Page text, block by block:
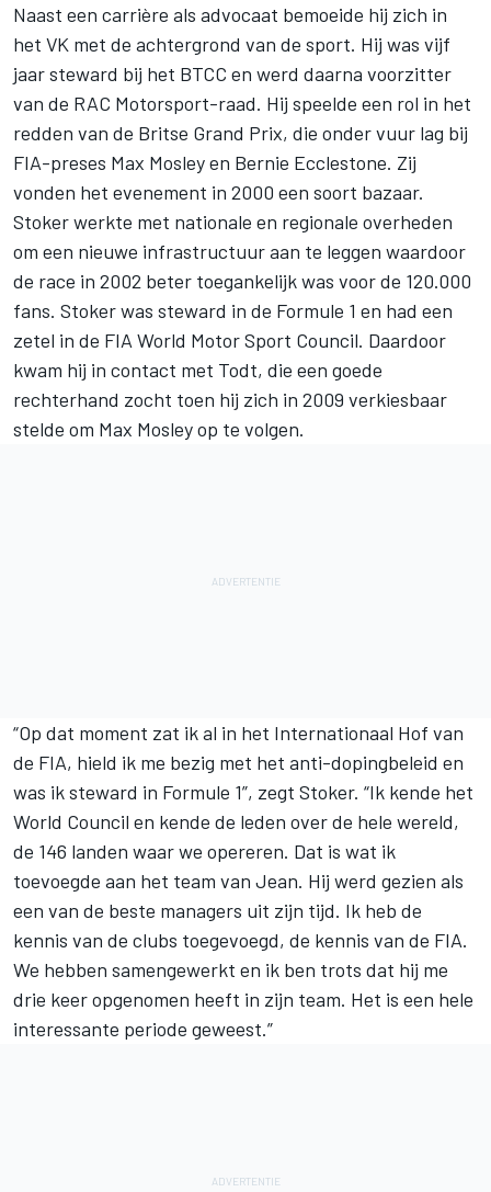
Naast een carrière als advocaat bemoeide hij zich in
het VK met de achtergrond van de sport. Hij was vijf
jaar steward bij het BTCC en werd daarna voorzitter
van de RAC Motorsport-raad. Hij speelde een rol in het
redden van de Britse Grand Prix, die onder vuur lag bij
FIA-preses Max Mosley en Bernie Ecclestone. Zij
vonden het evenement in 2000 een soort bazaar.
Stoker werkte met nationale en regionale overheden
om een nieuwe infrastructuur aan te leggen waardoor
de race in 2002 beter toegankelijk was voor de 120.000
fans. Stoker was steward in de Formule 1 en had een
zetel in de FIA World Motor Sport Council. Daardoor
kwam hij in contact met Todt, die een goede
rechterhand zocht toen hij zich in 2009 verkiesbaar
stelde om Max Mosley op te volgen.
“Op dat moment zat ik al in het Internationaal Hof van
de FIA, hield ik me bezig met het anti-dopingbeleid en
was ik steward in Formule 1”, zegt Stoker. “Ik kende het
World Council en kende de leden over de hele wereld,
de 146 landen waar we opereren. Dat is wat ik
toevoegde aan het team van Jean. Hij werd gezien als
een van de beste managers uit zijn tijd. Ik heb de
kennis van de clubs toegevoegd, de kennis van de FIA.
We hebben samengewerkt en ik ben trots dat hij me
drie keer opgenomen heeft in zijn team. Het is een hele
interessante periode geweest.”